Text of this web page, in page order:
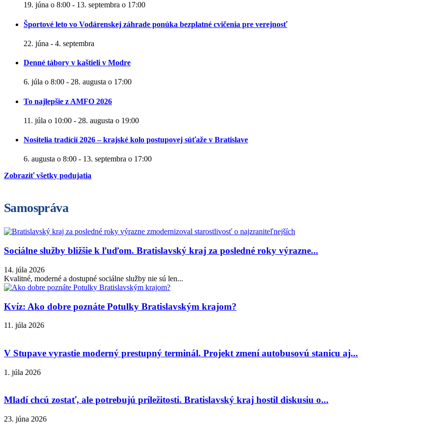
19. júna o 8:00 - 13. septembra o 17:00
Športové leto vo Vodárenskej záhrade ponúka bezplatné cvičenia pre verejnosť
22. júna - 4. septembra
Denné tábory v kaštieli v Modre
6. júla o 8:00 - 28. augusta o 17:00
To najlepšie z AMFO 2026
11. júla o 10:00 - 28. augusta o 19:00
Nositelia tradícií 2026 – krajské kolo postupovej súťaže v Bratislave
6. augusta o 8:00 - 13. septembra o 17:00
Zobraziť všetky podujatia
Samospráva
Sociálne služby bližšie k ľuďom. Bratislavský kraj za posledné roky výrazne...
14. júla 2026
Kvalitné, moderné a dostupné sociálne služby nie sú len...
Kvíz: Ako dobre poznáte Potulky Bratislavským krajom?
11. júla 2026
V Stupave vyrastie moderný prestupný terminál. Projekt zmení autobusovú stanicu aj...
1. júla 2026
Mladí chcú zostať, ale potrebujú príležitosti. Bratislavský kraj hostil diskusiu o...
23. júna 2026